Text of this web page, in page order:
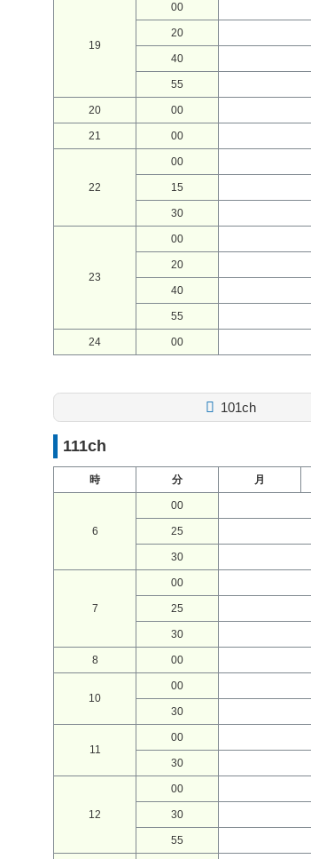
19
00
20
40
55
20 00
21 00
22
00
15
30
23
00
20
40
55
24 00
101ch
111ch
時 分 月
6
00
25
30
7
00
25
30
8 00
10
00
30
11
00
30
12
00
30
55